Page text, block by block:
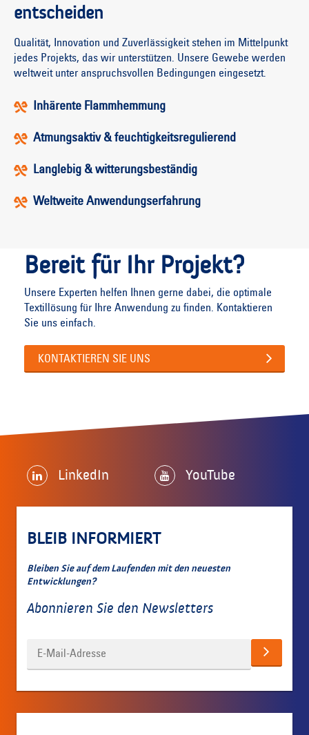
entscheiden
Qualität, Innovation und Zuverlässigkeit stehen im Mittelpunkt
jedes Projekts, das wir unterstützen. Unsere Gewebe werden
weltweit unter anspruchsvollen Bedingungen eingesetzt.
Inhärente Flammhemmung
Atmungsaktiv & feuchtigkeitsregulierend
Langlebig & witterungsbeständig
Weltweite Anwendungserfahrung
Bereit für Ihr Projekt?
Unsere Experten helfen Ihnen gerne dabei, die optimale
Textillösung für Ihre Anwendung zu finden. Kontaktieren
Sie uns einfach.
KONTAKTIEREN SIE UNS
LinkedIn YouTube
BLEIB INFORMIERT
Bleiben Sie auf dem Laufenden mit den neuesten
Entwicklungen?
Abonnieren Sie den Newsletters